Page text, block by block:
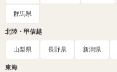
群馬県
北陸・甲信越
山梨県 長野県 新潟県
東海